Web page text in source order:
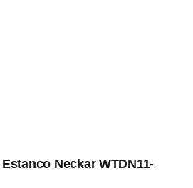
Neckar WTDN11-